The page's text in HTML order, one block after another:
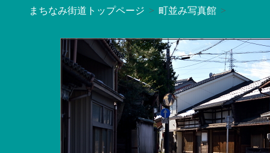
まちなみ街道トップページ 町並み写真館